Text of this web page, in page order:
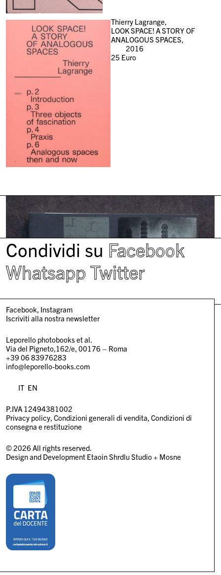
Thierry Lagrange,
LOOK SPACE! A STORY OF
ANALOGOUS SPACES,
2016
25 Euro
Condividi su Facebook
Whatsapp Twitter
Facebook Instagram
Iscriviti alla nostra newsletter
Leporello photobooks et al.
Via del Pigneto,162/e, 00176 – Roma
+39 06 83976283
info@leporello-books.com
IT EN
P.IVA 12494381002
Privacy policy Condizioni generali di vendita Condizioni di
consegna e restituzione
© 2026 All rights reserved.
Design and Development Etaoin Shrdlu Studio+ Mosne